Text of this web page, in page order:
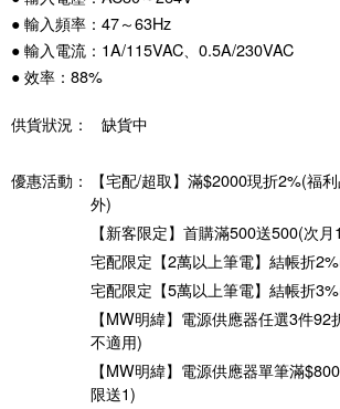
● 輸入頻率：47～63Hz
● 輸入電流：1A/115VAC、0.5A/230VAC
● 效率：88%
供貨狀況： 缺貨中
優惠活動：
【宅配/超取】滿$2000現折2%(福
外)
【新客限定】首購滿500送500(次
宅配限定【2萬以上筆電】結帳折
宅配限定【5萬以上筆電】結帳折
【MW明緯】電源供應器任選3件
不適用)
【MW明緯】電源供應器單筆滿
限送1)